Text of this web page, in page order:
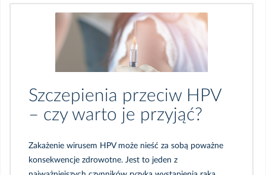
Dla zapracowanych
Dla seniorów
Cztery pory roku
Inne porady zdrowotne
Polityka prywatności
Infolinia COVID
Incydenty
Szczepienia przeciw HPV
– czy warto je przyjąć?
Zakażenie wirusem HPV może nieść za sobą poważne
konsekwencje zdrowotne. Jest to jeden z